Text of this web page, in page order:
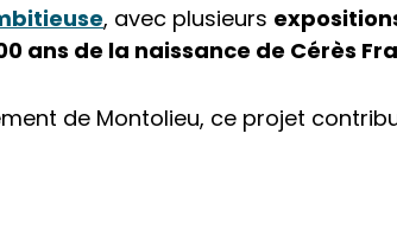
, avec plusieurs
ans de la naissance de Cérès
de Montolieu, ce projet